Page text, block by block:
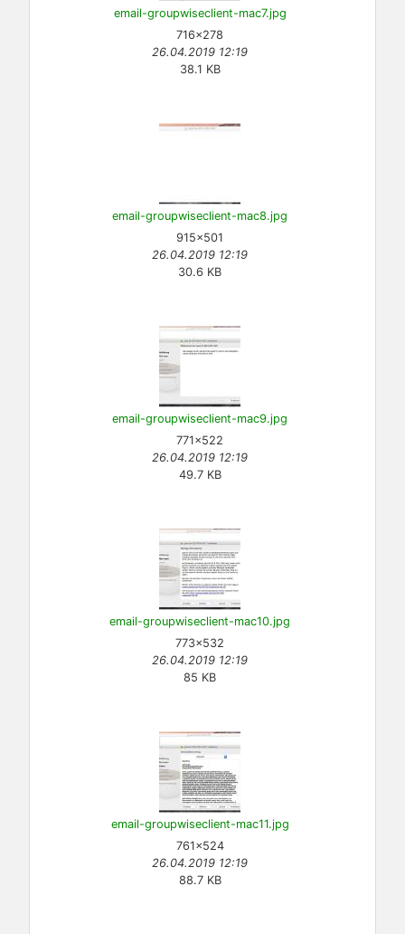
email-groupwiseclient-mac7.jpg
716×278
26.04.2019 12:19
38.1 KB
email-groupwiseclient-mac8.jpg
915×501
26.04.2019 12:19
30.6 KB
email-groupwiseclient-mac9.jpg
771×522
26.04.2019 12:19
49.7 KB
email-groupwiseclient-mac10.jpg
773×532
26.04.2019 12:19
85 KB
email-groupwiseclient-mac11.jpg
761×524
26.04.2019 12:19
88.7 KB